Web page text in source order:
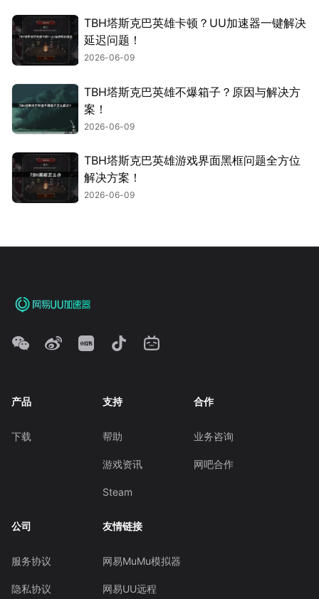
TBH塔斯克巴英雄卡顿？UU加速器一键解决
延迟问题！
2026-06-09
TBH塔斯克巴英雄不爆箱子？原因与解决方
案！
2026-06-09
TBH塔斯克巴英雄游戏界面黑框问题全方位
解决方案！
2026-06-09
产品
下载
支持
帮助
游戏资讯
Steam
合作
业务咨询
网吧合作
公司
服务协议
隐私协议
友情链接
网易MuMu模拟器
网易UU远程